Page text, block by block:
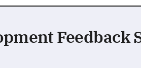
Feedback